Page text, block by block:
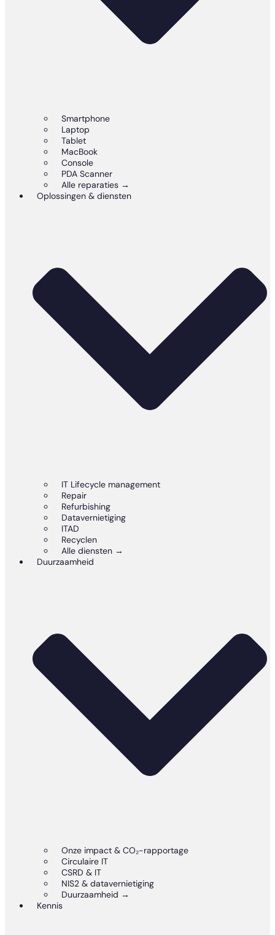
Smartphone
Laptop
Tablet
MacBook
Console
PDA Scanner
Alle reparaties →
Oplossingen & diensten
IT Lifecycle management
Repair
Refurbishing
Datavernietiging
ITAD
Recyclen
Alle diensten →
Duurzaamheid
Onze impact & CO₂-rapportage
Circulaire IT
CSRD & IT
NIS2 & datavernietiging
Duurzaamheid →
Kennis